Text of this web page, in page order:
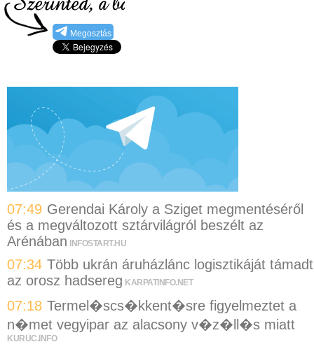
Megosztás
07:49 Gerendai Károly a Sziget megmentéséről
és a megváltozott sztárvilágról beszélt az
Arénában
INFOSTART.HU
07:34 Több ukrán áruházlánc logisztikáját
az orosz hadsereg KARPATINFO.NET
07:18 Termel�scs�kkent�sre figyelmeztet a
n�met vegyipar az alacsony v�z�ll�s miatt
KURUC.INFO